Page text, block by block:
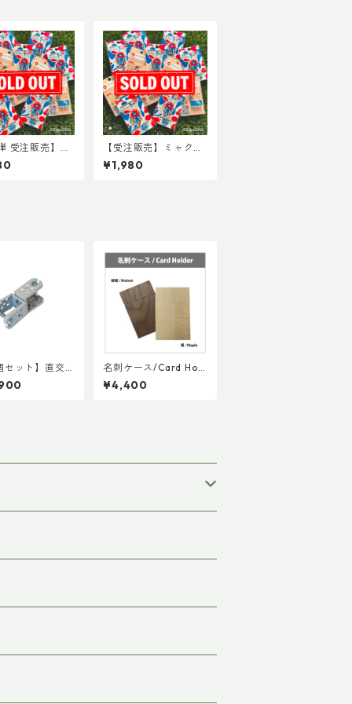
受注販売】ミ
ク木製バッチ
年6月下旬以
【受注販売】ミャクミ
ャク木製バッチ（※2
026年4月下旬以降 順
¥1,980
セット】直交
/ つな木
名刺ケース/Card Hold
er
¥4,400